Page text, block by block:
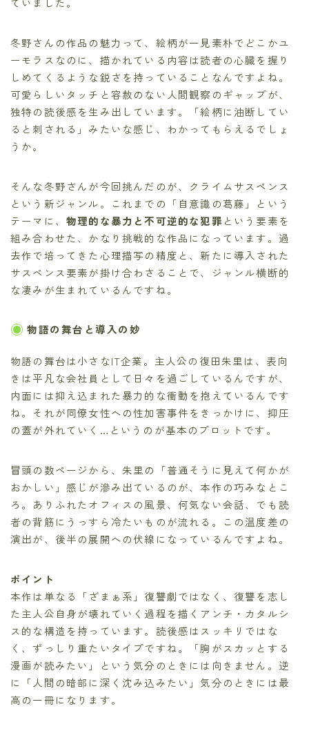
冬野さんの作品の魅力って、絵柄が一見素朴でどこかユ
ーモラスなのに、描かれている内容は読者の心臓を握り
しめてくるような鋭さを持っていることなんですよね。
可愛らしいタッチと容赦のない人間観察のギャップが、
独特の読後感を生み出しています。「絵柄に油断してい
ると刺される」みたいな感じ、わかってもらえるでしょ
うか。
そんな冬野さんが今回挑んだのが、クライムサスペンス
という新ジャンル。これまでの「自意識の葛藤」という
テーマに、 物理的な暴力と不可逆的な犯罪という要素を
組み合わせた、かなり挑戦的な作品になっています。過
去作で培ってきた心理描写の精度と、新たに導入された
サスペンス要素が掛け合わさることで、ジャンル横断的
な凄みが生まれているんですね。
物語の舞台と導入の妙
物語の舞台は小さなIT企業。主人公の復田朱里は、表向
きは平凡な会社員として日々を過ごしているんですが、
内面には抑え込まれた暴力的な衝動を抱えているんです
ね。それが同僚女性への性加害事件をきっかけに、抑圧
の蓋が外れていく…というのが基本のプロットです。
冒頭の数ページから、朱里の「普通そうに見えて何かが
おかしい」感じが滲み出ているのが、本作の巧みなとこ
ろ。ありふれたオフィスの風景、何気ない会話、でも読
者の背筋にうっすら冷たいものが流れる。この温度差の
演出が、後半の展開への伏線になっているんですよね。
ポイント
本作は単なる「ざまぁ系」復讐劇ではなく、復讐を志し
た主人公自身が壊れていく過程を描くアンチ・カタルシ
ス的な構造を持っています。読後感はスッキリではな
く、ずっしり重たいタイプですね。「胸がスカッとする
漫画が読みたい」という気分のときには向きません。逆
に「人間の暗部に深く沈み込みたい」気分のときには最
高の一冊になります。